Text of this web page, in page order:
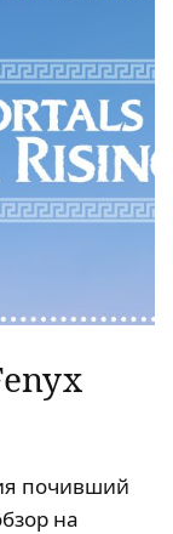
почивший
на